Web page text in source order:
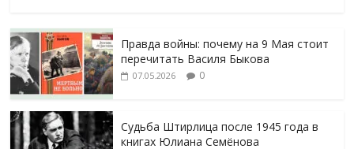
Правда войны: почему на 9 Мая стоит
перечитать Василя Быкова
07.05.2026 0
Судьба Штирлица после 1945 года в
книгах Юлиана Семёнова